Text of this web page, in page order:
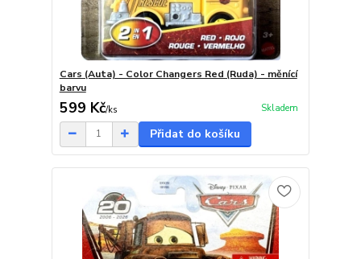
Cars (Auta) - Color Changers Red (Ruda) - měnící
barvu
599 Kč/ks Skladem
Přidat do košíku